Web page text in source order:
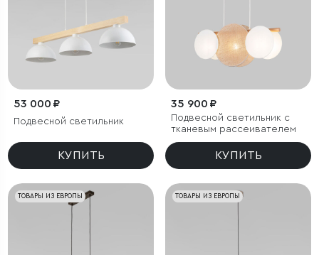
53 000 ₽
Подвесной светильник
КУПИТЬ
35 900 ₽
Подвесной светильник с
тканевым рассеивателем
КУПИТЬ
ТОВАРЫ ИЗ ЕВРОПЫ ТОВАРЫ ИЗ ЕВРОПЫ